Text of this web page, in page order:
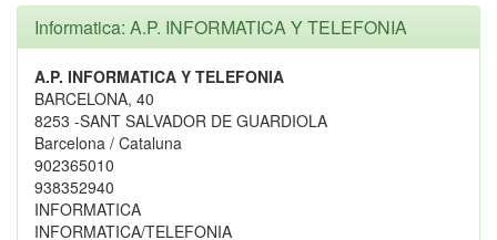
Informatica: A.P. INFORMATICA Y TELEFONIA
A.P. INFORMATICA Y TELEFONIA
BARCELONA, 40
8253 -SANT SALVADOR DE GUARDIOLA
Barcelona / Cataluna
902365010
938352940
INFORMATICA
INFORMATICA/TELEFONIA